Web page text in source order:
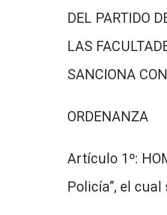
DEL PARTIDO
LAS
SANCIONA
ORDENANZA
Artículo 1º:
Policía”, el